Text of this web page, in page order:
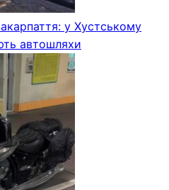
у Хустському
автошляхи